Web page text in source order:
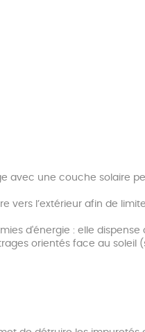
avec une couche solaire
vers l’extérieur afin de
d'énergie : elle
orientés face au soleil